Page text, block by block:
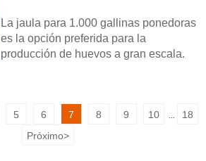
alambre y se apilan en filas, creando un
diseño de espacio eficiente.
La jaula para 1.000 gallinas ponedoras
es la opción preferida para la
producción de huevos a gran escala.
5 6 7 8 9 10
18
Próximo>